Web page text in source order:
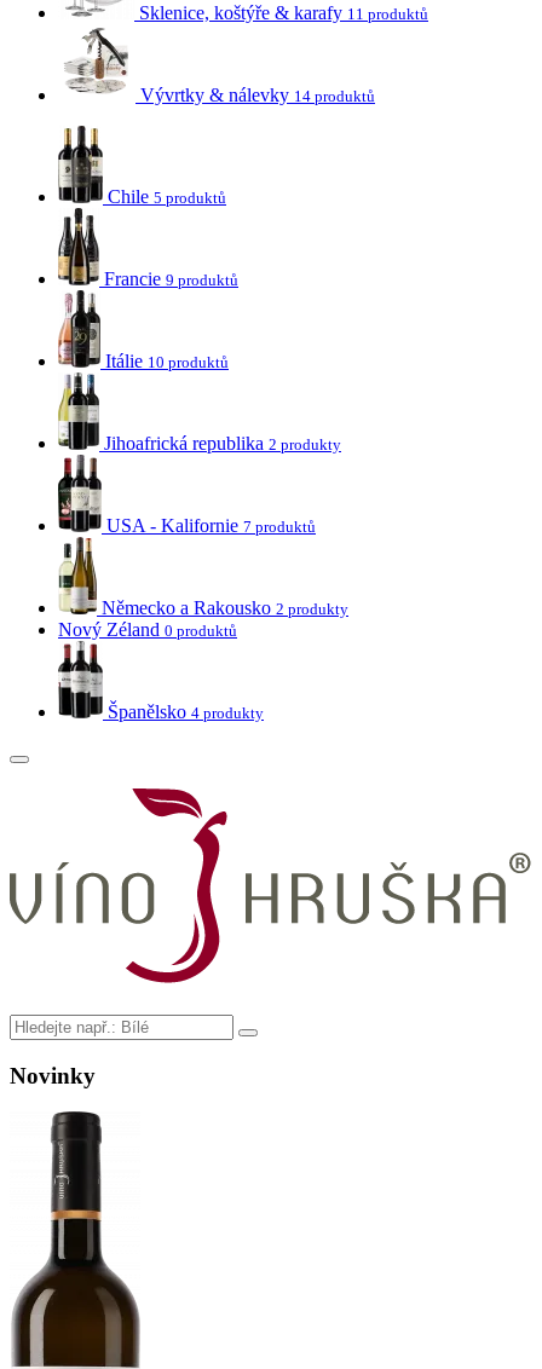
Sklenice, koštýře & karafy 11 produktů
Vývrtky & nálevky 14 produktů
Chile 5 produktů
Francie 9 produktů
Itálie 10 produktů
Jihoafrická republika 2 produkty
USA - Kalifornie 7 produktů
Německo a Rakousko 2 produkty
Nový Zéland 0 produktů
Španělsko 4 produkty
Novinky